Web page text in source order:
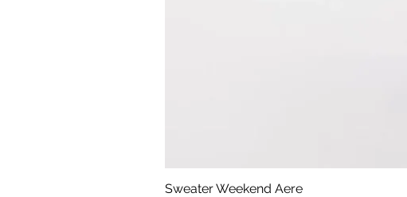
Sweater Weekend Aere